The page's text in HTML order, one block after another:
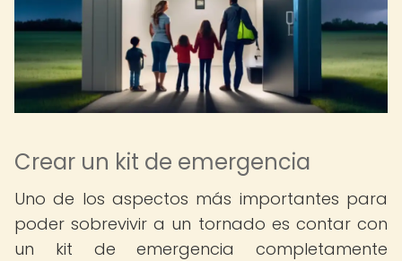
Crear un kit de emergencia
Uno de los aspectos más importantes para
poder sobrevivir a un tornado es contar con
un kit de emergencia completamente